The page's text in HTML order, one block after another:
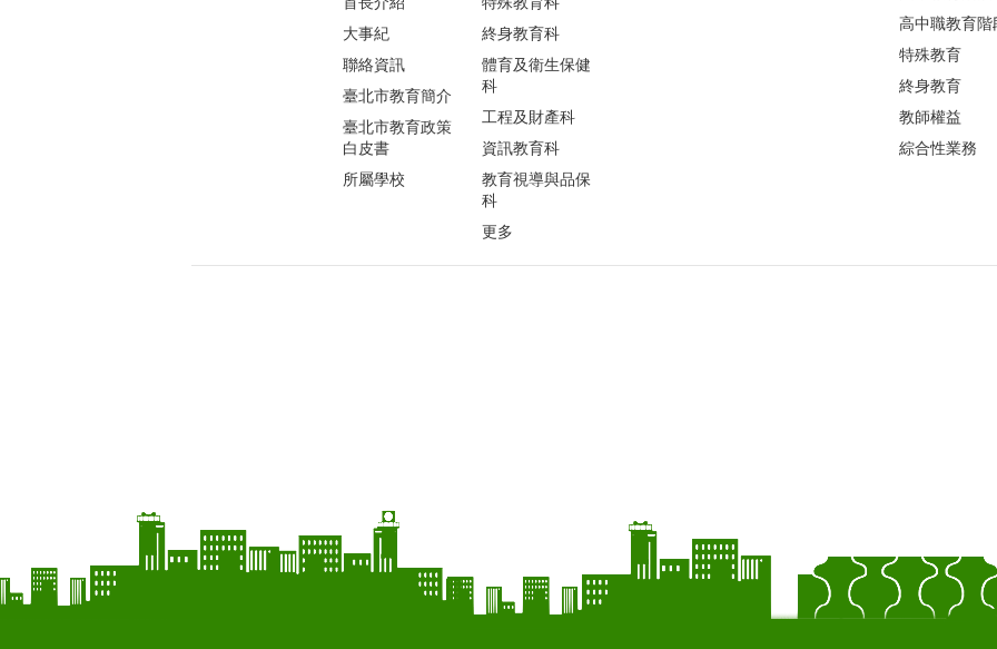
大事紀
聯絡資訊
臺北市教育簡介
臺北市教育政策
白皮書
所屬學校
終身教育科
體育及衛生保健
科
工程及財產科
資訊教育科
教育視導與品保
科
更多
高中職教育階
特殊教育
終身教育
教師權益
綜合性業務